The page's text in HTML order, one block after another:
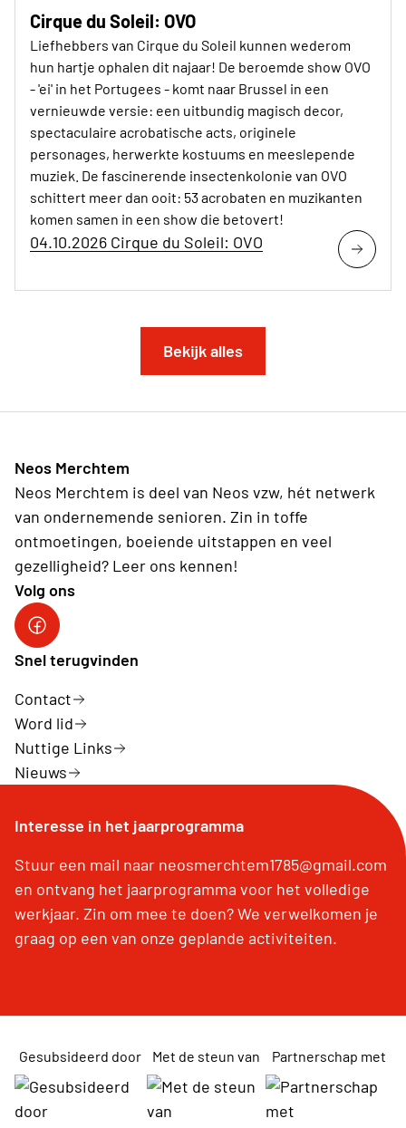
Cirque du Soleil: OVO
Liefhebbers van Cirque du Soleil kunnen wederom
hun hartje ophalen dit najaar! De beroemde show OVO
- 'ei' in het Portugees - komt naar Brussel in een
vernieuwde versie: een uitbundig magisch decor,
spectaculaire acrobatische acts, originele
personages, herwerkte kostuums en meeslepende
muziek. De fascinerende insectenkolonie van OVO
schittert meer dan ooit: 53 acrobaten en muzikanten
komen samen in een show die betovert!
04.10.2026 Cirque du Soleil: OVO
Bekijk alles
Neos Merchtem
Neos Merchtem is deel van Neos vzw, hét netwerk
van ondernemende senioren. Zin in toffe
ontmoetingen, boeiende uitstappen en veel
gezelligheid? Leer ons kennen!
Volg ons
Neos DiNA
Snel terugvinden
Contact
Word lid
Nuttige Links
Nieuws
Interesse in het jaarprogramma
Stuur een mail naar neosmerchtem1785@gmail.com
en ontvang het jaarprogramma voor het volledige
werkjaar. Zin om mee te doen? We verwelkomen je
graag op een van onze geplande activiteiten.
Gesubsideerd door Met de steun van Partnerschap met